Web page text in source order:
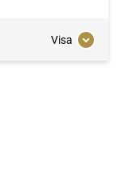
Visa